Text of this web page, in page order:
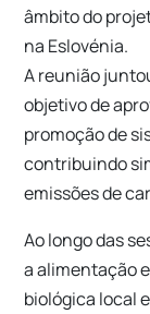
âmbito do
na Eslovénia.
A reunião
objetivo de
promoção de
contribuindo
emissões de
Ao longo das
a alimentação
biológica local